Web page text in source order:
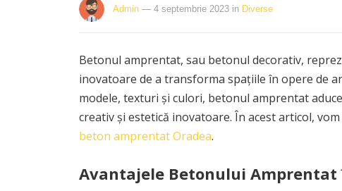
Admin — 4 septembrie 2023 in Diverse
Betonul amprentat, sau betonul decorativ,
inovatoare de a transforma spațiile în opere de
modele, texturi și culori, betonul amprentat
creativ și estetică inovatoare. În acest articol,
beton amprentat Oradea.
Avantajele Betonului